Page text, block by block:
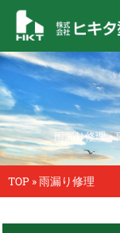
雨漏り修理・
TOP »雨漏り修理